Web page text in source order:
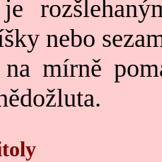
nebo
na mírně